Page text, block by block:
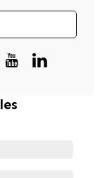
les